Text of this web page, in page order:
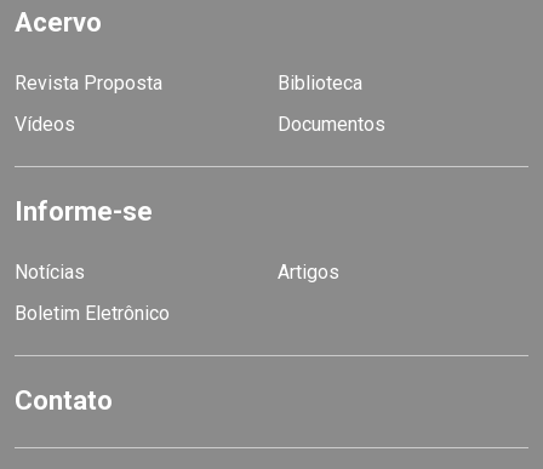
Acervo
Revista Proposta
Biblioteca
Vídeos
Documentos
Informe-se
Notícias
Artigos
Boletim Eletrônico
Contato